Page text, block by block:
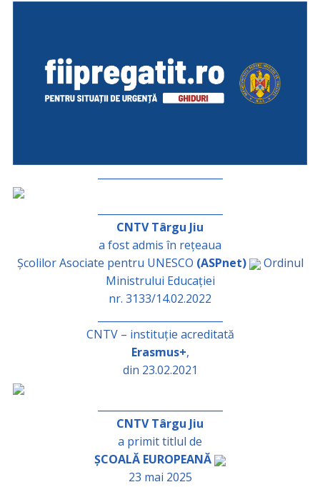
CNTV Târgu Jiu
a fost admis în rețeaua
Școlilor Asociate pentru UNESCO (ASPnet)
Ordinul
Ministrului Educației
nr. 3133/14.02.2022
CNTV – instituție acreditată
Erasmus+,
din 23.02.2021
CNTV Târgu Jiu
a primit titlul de
ȘCOALĂ EUROPEANĂ
23 mai 2025